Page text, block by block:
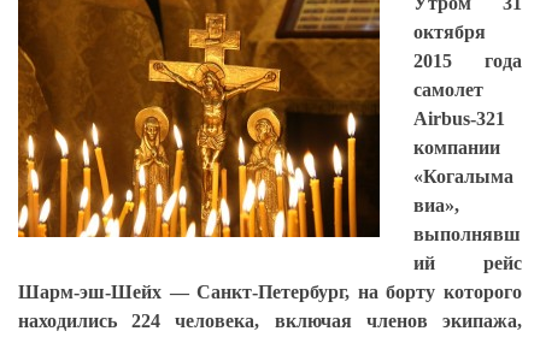
октября
2015 года
самолет
Airbus-321
компании
«Когалыма
виа»,
выполнявш
ий рейс
Шарм-эш-Шейх — Санкт-Петербург, на борту которого
находились 224 человека, включая членов экипажа,